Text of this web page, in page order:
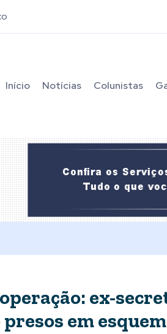
Início Notícias Colunistas
ex-
presos em